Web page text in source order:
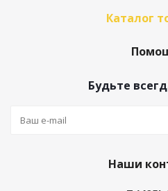
Каталог
Будьте
Наши